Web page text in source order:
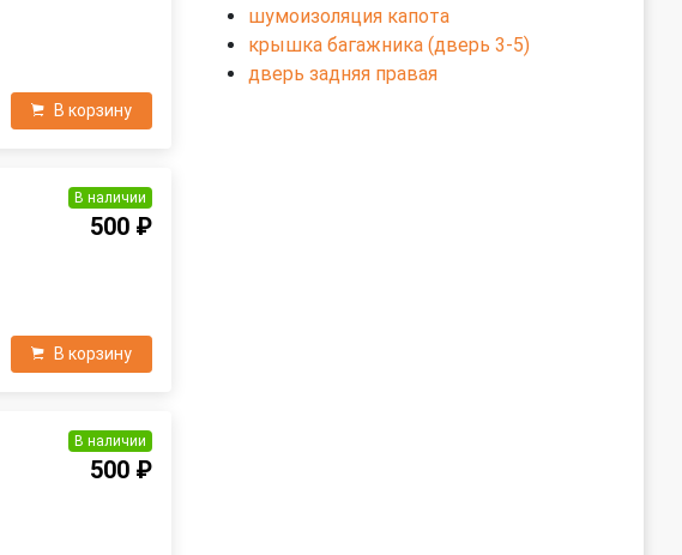
В корзину
В наличии
500 ₽
В корзину
В наличии
500 ₽
шумоизоляция капота
крышка багажника (дверь 3-5)
дверь задняя правая